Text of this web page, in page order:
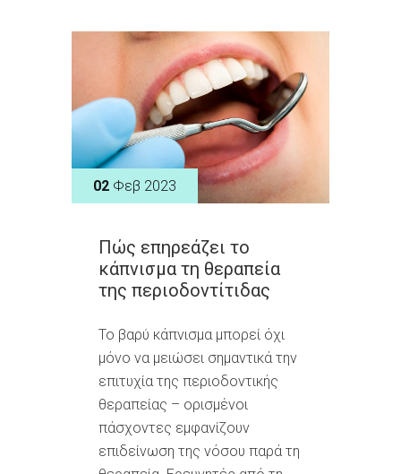
02 Φεβ 2023
Πώς επηρεάζει το
κάπνισμα τη θεραπεία
της περιοδοντίτιδας
Το βαρύ κάπνισμα μπορεί όχι
μόνο να μειώσει σημαντικά την
επιτυχία της περιοδοντικής
θεραπείας – ορισμένοι
πάσχοντες εμφανίζουν
επιδείνωση της νόσου παρά τη